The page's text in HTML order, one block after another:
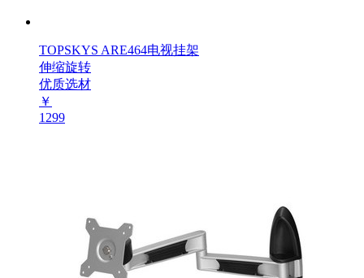
TOPSKYS ARE464电视挂架
伸缩旋转
优质选材
￥
1299